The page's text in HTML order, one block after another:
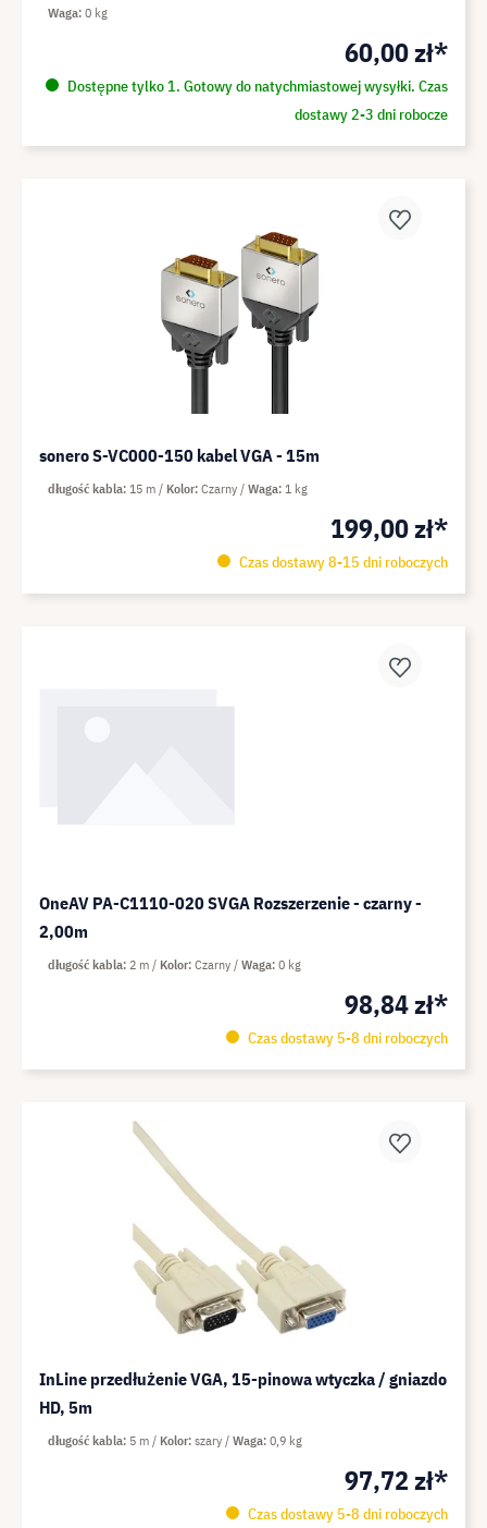
60,00 zł*
Dostępne tylko 1. Gotowy do natychmiastowej wysyłki. Czas
dostawy 2-3 dni robocze
Waga 0 kg
sonero S-VC000-150 kabel VGA - 15m
199,00 zł*
Czas dostawy 8-15 dni roboczych
długość kabla 15 m Kolor Czarny Waga 1 kg
OneAV PA-C1110-020 SVGA Rozszerzenie - czarny -
2,00m
98,84 zł*
Czas dostawy 5-8 dni roboczych
długość kabla 2 m Kolor Czarny Waga 0 kg
InLine przedłużenie VGA, 15-pinowa wtyczka / gniazdo
HD, 5m
97,72 zł*
Czas dostawy 5-8 dni roboczych
długość kabla 5 m Kolor szary Waga 0,9 kg